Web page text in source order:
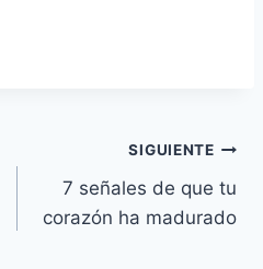
SIGUIENTE
7 señales de que tu
corazón ha madurado